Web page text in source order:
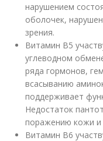
нарушением
оболочек,
зрения.
Витамин В5
углеводном
ряда гормонов,
всасыванию
поддерживает
Недостаток
поражению кожи и
Витамин В6